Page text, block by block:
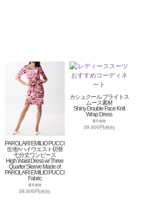
PAROLARI EMILIO PUCCI
生地×ハイウエスト切替
七分丈ワンピース
High Waist Dress w/ Three
Quarter Sleeve Made of
PAROLARI EMILIO PUCCI
Fabric
通常価格
39,000円(税別)
カシュクール ブライトス
ムース素材
Shiny Double Face Knit
Wrap Dress
通常価格
39,000円(税別)